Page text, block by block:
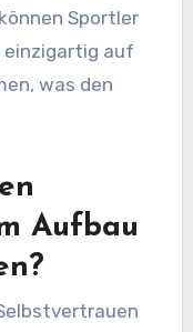
Sportler
einzigartig auf
was den
Aufbau